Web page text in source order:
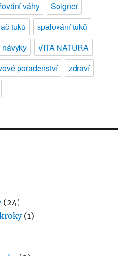
váhy
Soigner
tuků
spalování tuků
návyky
VITA NATURA
poradenství
zdraví
(24)
(1)